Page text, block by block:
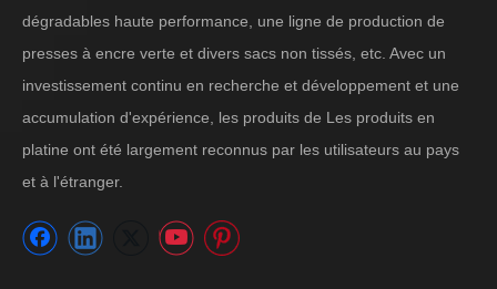
dégradables haute performance, une ligne de production de
presses à encre verte et divers sacs non tissés, etc. Avec un
investissement continu en recherche et développement et une
accumulation d'expérience, les produits de Les produits en
platine ont été largement reconnus par les utilisateurs au pays
et à l'étranger.